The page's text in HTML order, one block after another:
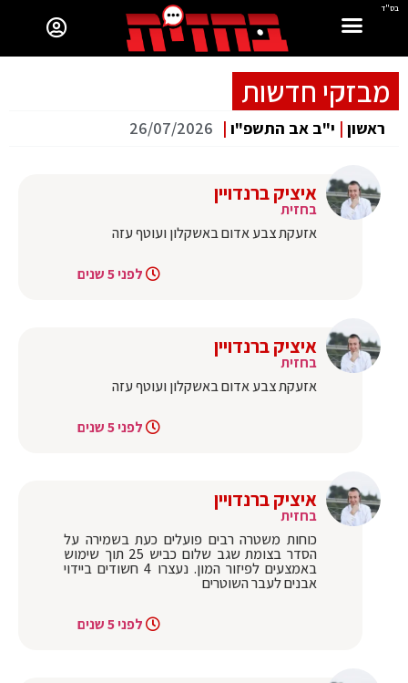
בס"ד
מבזקי חדשות
ראשון | י"ב אב התשפ"ו |
26/07/2026
איציק ברנדויין
בחזית
אזעקת צבע אדום באשקלון ועוטף עזה
לפני 5 שנים
איציק ברנדויין
בחזית
אזעקת צבע אדום באשקלון ועוטף עזה
לפני 5 שנים
איציק ברנדויין
בחזית
כוחות משטרה רבים פועלים כעת בשמירה על
הסדר בצומת שגב שלום כביש 25 תוך שימוש
באמצעים לפיזור המון. נעצרו 4 חשודים ביידוי
אבנים לעבר השוטרים
לפני 5 שנים